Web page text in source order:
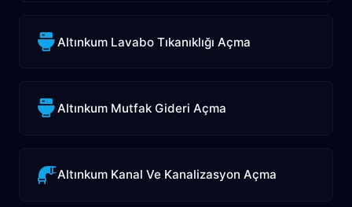
Altınkum Lavabo Tıkanıklığı Açma
Altınkum Mutfak Gideri Açma
Altınkum Kanal Ve Kanalizasyon Açma